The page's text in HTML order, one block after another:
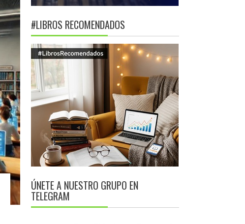
#LIBROS RECOMENDADOS
ÚNETE A NUESTRO GRUPO EN
TELEGRAM